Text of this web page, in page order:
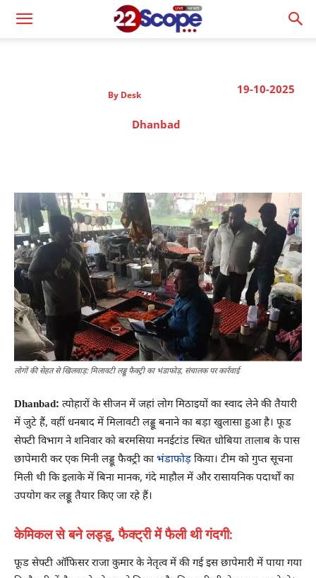
19-10-2025
By Desk
Dhanbad
लोगों की सेहत से खिलवाड़: मिलावटी लड्डू फैक्ट्री का भंडाफोड़, संचालक पर कार्रवाई
Dhanbad: त्योहारों के सीजन में जहां लोग मिठाइयों का स्वाद लेने की तैयारी
में जुटे हैं, वहीं धनबाद में मिलावटी लड्डू बनाने का बड़ा खुलासा हुआ है। फूड
सेफ्टी विभाग ने शनिवार को बरमसिया मनईटांड स्थित धोबिया तालाब के पास
छापेमारी कर एक मिनी लड्डू फैक्ट्री का भंडाफोड़ किया। टीम को गुप्त सूचना
मिली थी कि इलाके में बिना मानक, गंदे माहौल में और रासायनिक पदार्थों का
उपयोग कर लड्डू तैयार किए जा रहे हैं।
केमिकल से बने लड्डू, फैक्ट्री में फैली थी गंदगी:
फूड सेफ्टी ऑफिसर राजा कुमार के नेतृत्व में की गई इस छापेमारी में पाया गया